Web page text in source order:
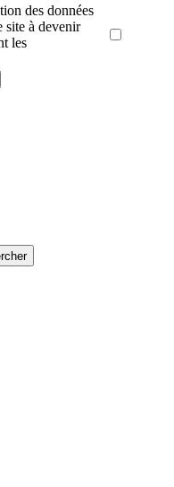
des données
site à devenir
les